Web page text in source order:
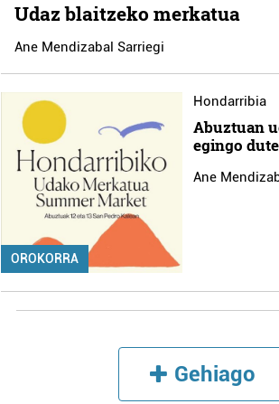
Udaz blaitzeko merkatua
Ane Mendizabal Sarriegi
OROKORRA
Hondarribia
Abuztuan
egingo dute
Ane
Gehiago